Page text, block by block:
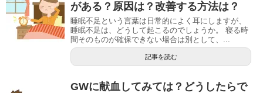
がある？原因は？改善する方法は？
睡眠不足という言葉は日常的によく耳にしますが、
睡眠不足は、どうして起こるのでしょうか。 寝る時
間そのものが確保できない場合は別として、...
記事を読む
GWに献血してみては？どうしたらで